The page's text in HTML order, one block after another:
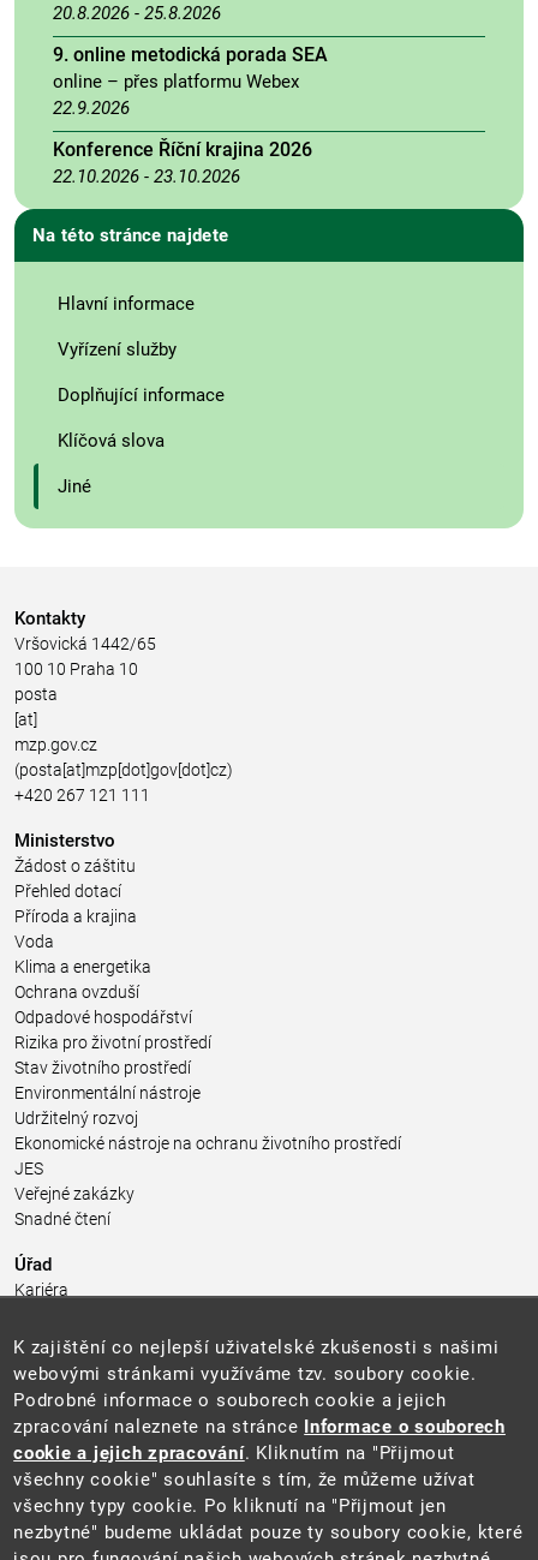
20.8.2026 - 25.8.2026
9. online metodická porada SEA
online – přes platformu Webex
22.9.2026
Konference Říční krajina 2026
22.10.2026 - 23.10.2026
Na této stránce najdete
Hlavní informace
Vyřízení služby
Doplňující informace
Klíčová slova
Jiné
Kontakty
Vršovická 1442/65
100 10 Praha 10
posta
[at]
mzp.gov.cz
(posta[at]mzp[dot]gov[dot]cz)
+420 267 121 111
Ministerstvo
Žádost o záštitu
Přehled dotací
Příroda a krajina
Voda
Klima a energetika
Ochrana ovzduší
Odpadové hospodářství
Rizika pro životní prostředí
Stav životního prostředí
Environmentální nástroje
Udržitelný rozvoj
Ekonomické nástroje na ochranu životního prostředí
JES
Veřejné zakázky
Snadné čtení
Úřad
Kariéra
Pro média a veřejnost
Povinně zveřejňované informace
Kontakty
Přistupnost budovy úřadu MŽP
(PDF, 204 kB)
Web
Aktuality
Ochrana osobních údajů
Prohlášení o přístupnosti
K zajištění co nejlepší uživatelské zkušenosti s našimi
webovými stránkami využíváme tzv. soubory cookie.
Podrobné informace o souborech cookie a jejich
zpracování naleznete na stránce Informace o souborech
cookie a jejich zpracování. Kliknutím na "Přijmout
všechny cookie" souhlasíte s tím, že můžeme užívat
všechny typy cookie. Po kliknutí na "Přijmout jen
nezbytné" budeme ukládat pouze ty soubory cookie, které